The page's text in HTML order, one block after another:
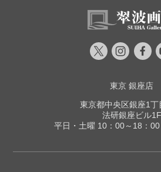
東京 銀座店
東京都中央区銀座1丁
法研銀座ビル1F
平日・土曜 10：00～18：00